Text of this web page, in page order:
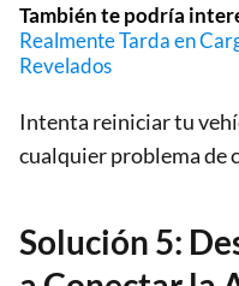
También te podría
Realmente Tarda en
Revelados
Intenta reiniciar tu
cualquier problema de
Solución 5: